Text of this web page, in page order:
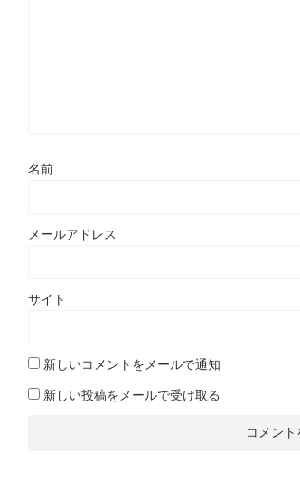
名前
メールアドレス
サイト
新しいコメントをメールで通知
新しい投稿をメールで受け取る